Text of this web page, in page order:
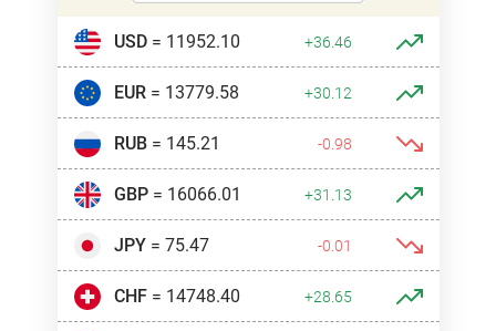
USD= 11952.10 +36.46
EUR= 13779.58 +30.12
RUB= 145.21 -0.98
GBP= 16066.01 +31.13
JPY= 75.47 -0.01
CHF= 14748.40 +28.65